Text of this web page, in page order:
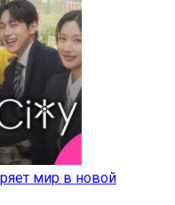
мир в новой